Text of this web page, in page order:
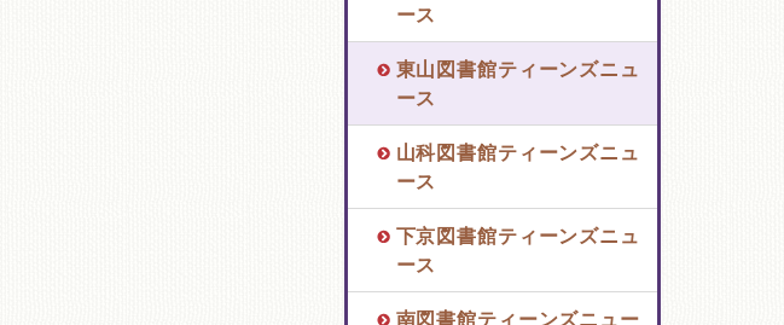
ース
東山図書館ティーンズニュ
ース
山科図書館ティーンズニュ
ース
下京図書館ティーンズニュ
ース
南図書館ティーンズニュー